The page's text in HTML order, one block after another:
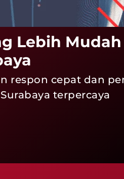
Lebih
respon cepat dan
terpercaya